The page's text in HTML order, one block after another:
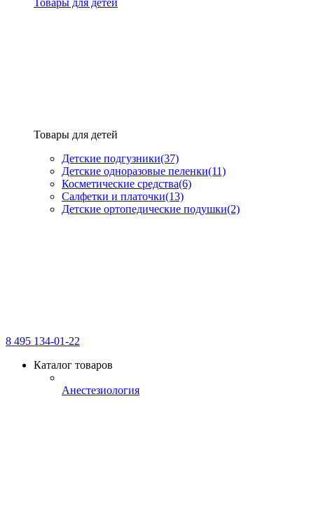
Товары для детей
Товары для детей
Детские подгузники(37)
Детские одноразовые пеленки(11)
Косметические средства(6)
Салфетки и платочки(13)
Детские ортопедические подушки(2)
8 495 134-01-22
Каталог товаров
Анестезиология